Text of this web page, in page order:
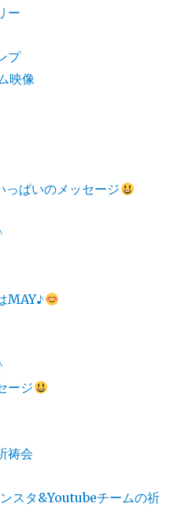
ー
プ
映像
っぱいのメッセージ
MAY♪
ージ
祷会
スタ&Youtubeチームの祈